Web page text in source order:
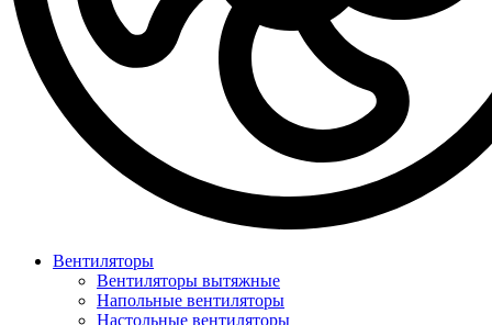
Вентиляторы
Вентиляторы вытяжные
Напольные вентиляторы
Настольные вентиляторы